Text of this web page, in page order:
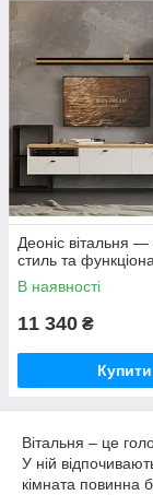
Деоніс вітальня —
стиль та
В наявності
11 340 ₴
Купити
Вітальня – це
У ній
кімната повинна